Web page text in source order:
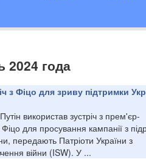
2024 года
з Фіцо для зриву підтримки
використав зустріч з прем'єр-
для просування кампанії з
передають Патріоти України з
війни (ISW). У ...